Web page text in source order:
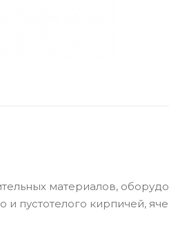
материалов,
пустотелого кирпичей,